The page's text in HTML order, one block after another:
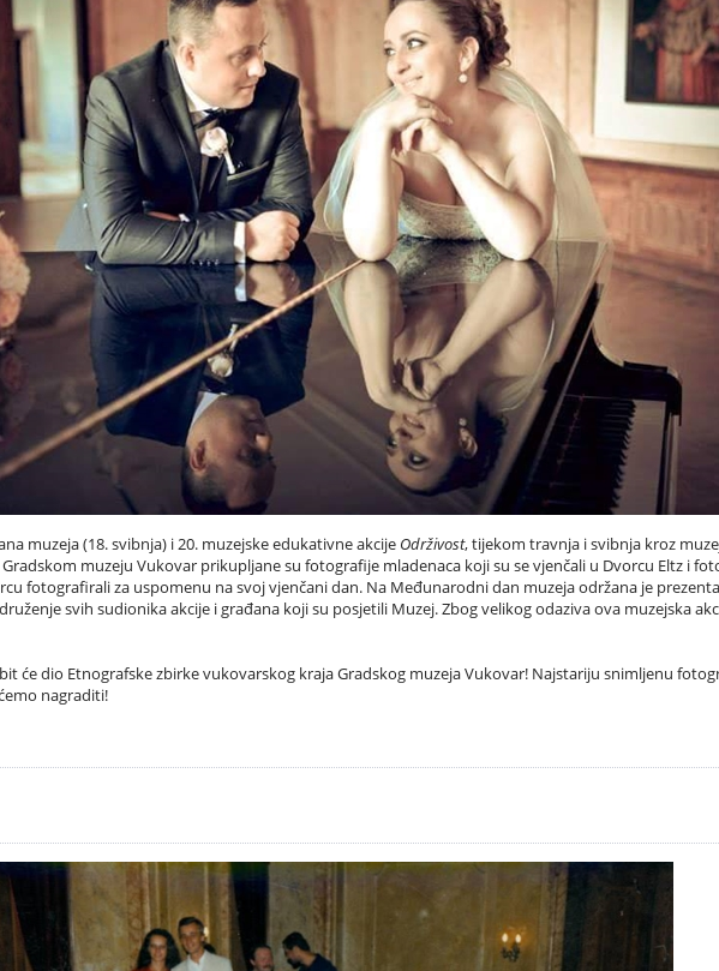
muzeja (18. svibnja) i 20. muzejske edukativne akcije Održivost, tijekom travnja i svibnja kroz
Gradskom muzeju Vukovar prikupljane su fotografije mladenaca koji su se vjenčali u Dvorcu Eltz i
fotografirali za uspomenu na svoj vjenčani dan. Na Međunarodni dan muzeja održana je
svih sudionika akcije i građana koji su posjetili Muzej. Zbog velikog odaziva ova muzejska
će dio Etnografske zbirke vukovarskog kraja Gradskog muzeja Vukovar! Najstariju snimljenu
nagraditi!